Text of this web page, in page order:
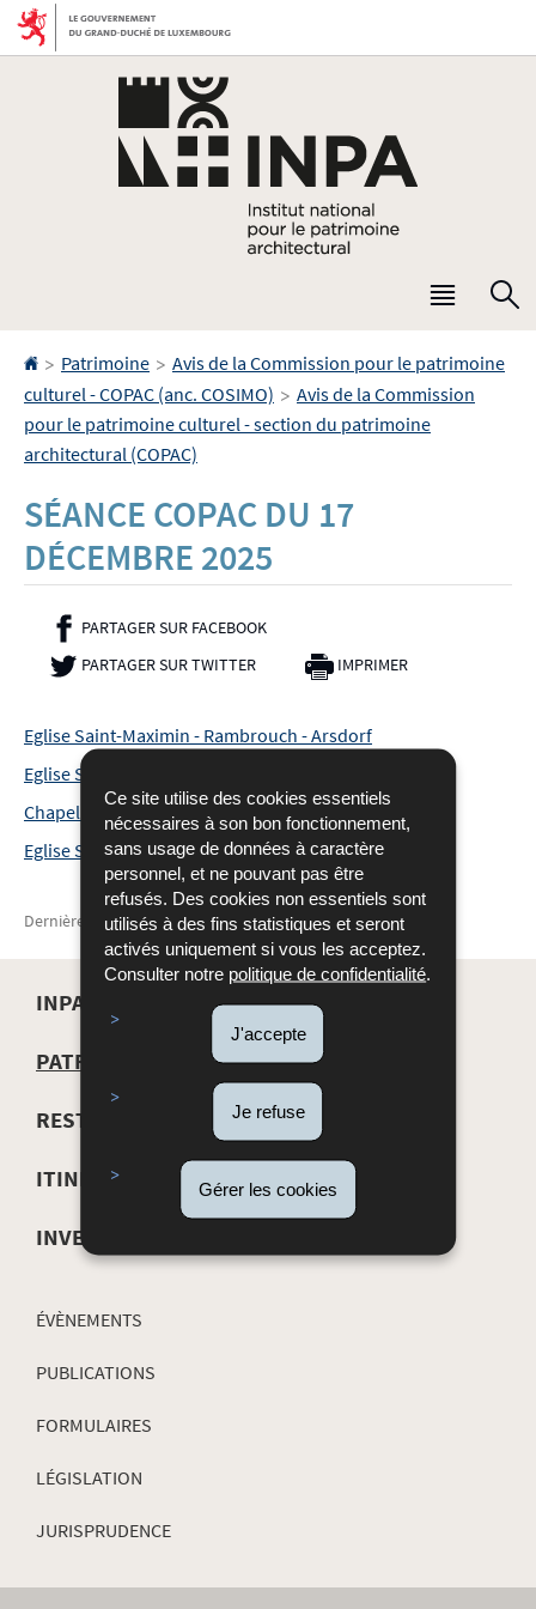
Ce site utilise des cookies essentiels
nécessaires à son bon fonctionnement,
sans usage de données à caractère
personnel, et ne pouvant pas être
refusés. Des cookies non essentiels sont
utilisés à des fins statistiques et seront
activés uniquement si vous les acceptez.
Consulter notre politique de confidentialité
J'accepte
Je refuse
Gérer les cookies
Aller
Aller
Menu
Accueil
> Patrimoine > Avis de la Commission pour le patrimoine
culturel - COPAC (anc. COSIMO) > Avis de la Commission
pour le patrimoine culturel - section du patrimoine
architectural (COPAC)
SÉANCE COPAC DU 17
DÉCEMBRE 2025
PARTAGER SUR FACEBOOK- NOUVELLE FENÊTRE
PARTAGER SUR TWITTER- NOUVELLE FENÊTRE
IMPRIMER
Eglise Saint-Maximin - Rambrouch - Arsdorf
Eglise Saint-Michel - Vichten - Vichten
Chapelle Saint-Christophe - Wincrange - Allerborn
Eglise Saint-Blaise - Wincrange - Crendal
Dernière mise à jour29/01/2026
MENU
DE
NAVIGATION
INPA
PATRIMOINE
RESTAURATION
ITINÉRAIRES CULTURELS
INVENTAIRE
ÉVÈNEMENTS
PUBLICATIONS
FORMULAIRES
LÉGISLATION
JURISPRUDENCE